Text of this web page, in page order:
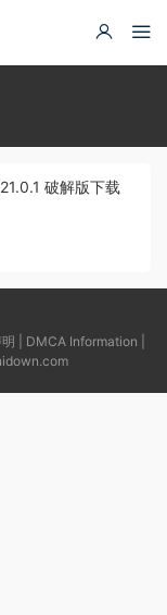
破解版下载
DMCA Information